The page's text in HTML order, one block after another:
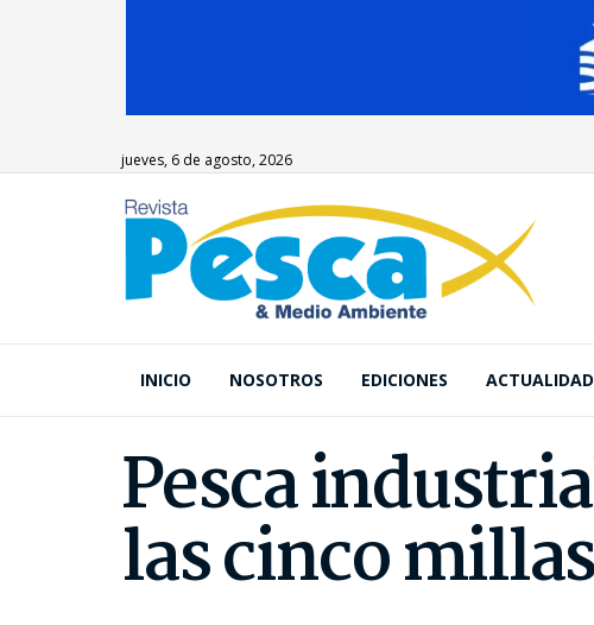
jueves, 6 de agosto, 2026
INICIO NOSOTROS EDICIONES ACTUALIDAD
Pesca
las cinco